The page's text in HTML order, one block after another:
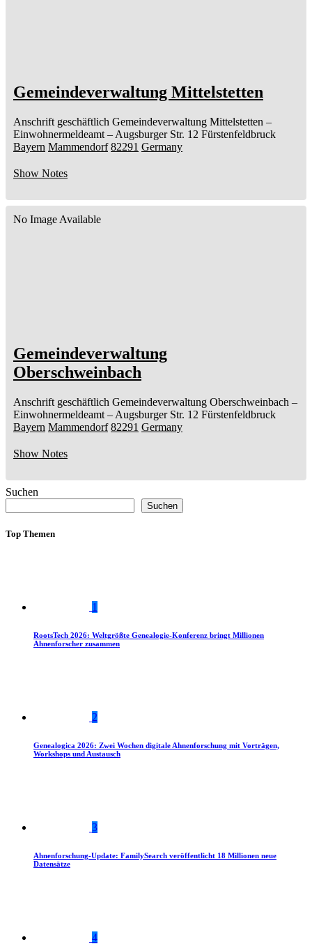
Gemeindeverwaltung Mittelstetten
Anschrift geschäftlich Gemeindeverwaltung Mittelstetten –
Einwohnermeldeamt – Augsburger Str. 12 Fürstenfeldbruck
Bayern Mammendorf 82291 Germany
Show Notes
No Image Available
Gemeindeverwaltung
Oberschweinbach
Anschrift geschäftlich Gemeindeverwaltung Oberschweinbach –
Einwohnermeldeamt – Augsburger Str. 12 Fürstenfeldbruck
Bayern Mammendorf 82291 Germany
Show Notes
Suchen
Suchen
Top Themen
1
RootsTech 2026: Weltgrößte Genealogie-Konferenz bringt Millionen
Ahnenforscher zusammen
2
Genealogica 2026: Zwei Wochen digitale Ahnenforschung mit Vorträgen,
Workshops und Austausch
3
Ahnenforschung-Update: FamilySearch veröffentlicht 18 Millionen neue
Datensätze
4